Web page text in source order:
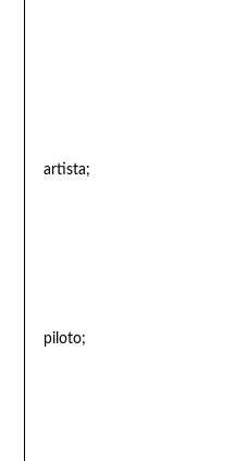
artista;
piloto;